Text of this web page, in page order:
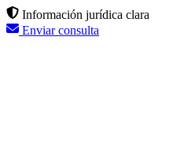
Información jurídica clara
Enviar consulta